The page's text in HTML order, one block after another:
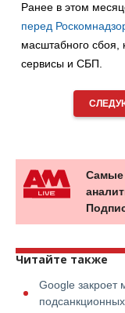
Ранее в этом
перед
масштабного сбоя,
сервисы и СБП.
Самые
Читайте также
Google закроет